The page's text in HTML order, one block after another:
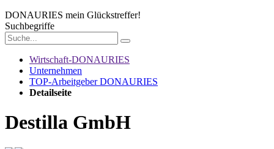
DONAURIES mein Glückstreffer!
Suchbegriffe
Wirtschaft-DONAURIES
Unternehmen
TOP-Arbeitgeber DONAURIES
Detailseite
Destilla GmbH